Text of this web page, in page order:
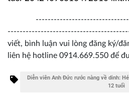
viết, bình luận vui lòng đăng ký/
liên hệ hotline 0914.669.550 để
Diễn viên Anh Đức rước nàng về dinh:
12 tuổi